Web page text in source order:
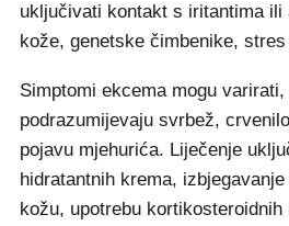
uključivati kontakt s iritantima ili
kože, genetske čimbenike,
Simptomi ekcema mogu
podrazumijevaju svrbež,
pojavu mjehurića. Liječenje
hidratantnih krema,
kožu, upotrebu